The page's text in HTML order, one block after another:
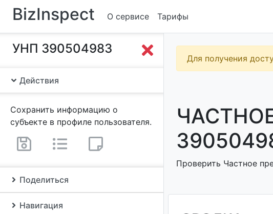
BizInspect О сервисе Тарифы
УНП 390504983
Действия
Сохранить информацию о
субъекте в профиле пользователя.
Поделиться
Навигация
Для получения
Проверить Частное